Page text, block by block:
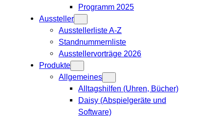
Programm 2025
Aussteller
Ausstellerliste A-Z
Standnummernliste
Ausstellervorträge 2026
Produkte
Allgemeines
Alltagshilfen (Uhren, Bücher)
Daisy (Abspielgeräte und
Software)